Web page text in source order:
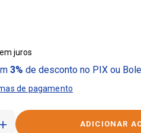
juros
3% de desconto no PIX ou
de pagamento